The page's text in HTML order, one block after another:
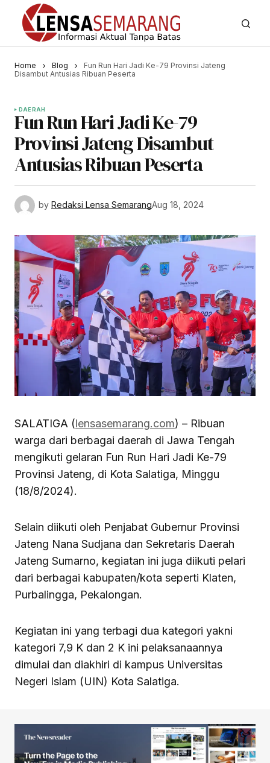
Home Blog
Fun Run Hari Jadi Ke-79 Provinsi Jateng
Disambut Antusias Ribuan Peserta
DAERAH
Fun Run Hari Jadi Ke-79
Provinsi Jateng Disambut
Antusias Ribuan Peserta
by Redaksi Lensa SemarangAug 18, 2024
SALATIGA (lensasemarang.com) – Ribuan
warga dari berbagai daerah di Jawa Tengah
mengikuti gelaran Fun Run Hari Jadi Ke-79
Provinsi Jateng, di Kota Salatiga, Minggu
(18/8/2024).
Selain diikuti oleh Penjabat Gubernur Provinsi
Jateng Nana Sudjana dan Sekretaris Daerah
Jateng Sumarno, kegiatan ini juga diikuti pelari
dari berbagai kabupaten/kota seperti Klaten,
Purbalingga, Pekalongan.
Kegiatan ini yang terbagi dua kategori yakni
kategori 7,9 K dan 2 K ini pelaksanaannya
dimulai dan diakhiri di kampus Universitas
Negeri Islam (UIN) Kota Salatiga.